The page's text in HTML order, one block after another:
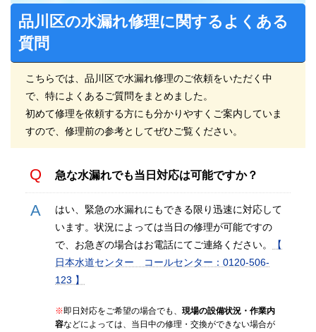
品川区の水漏れ修理に関するよくある
質問
こちらでは、品川区で水漏れ修理のご依頼をいただく中
で、特によくあるご質問をまとめました。
初めて修理を依頼する方にも分かりやすくご案内していま
すので、修理前の参考としてぜひご覧ください。
急な水漏れでも当日対応は可能ですか？
はい、緊急の水漏れにもできる限り迅速に対応して
います。状況によっては当日の修理が可能ですの
で、お急ぎの場合はお電話にてご連絡ください。
【
日本水道センター コールセンター：0120-506-
123 】
※即日対応をご希望の場合でも、 現場の設備状況・作業内
容などによっては、当日中の修理・交換ができない場合が